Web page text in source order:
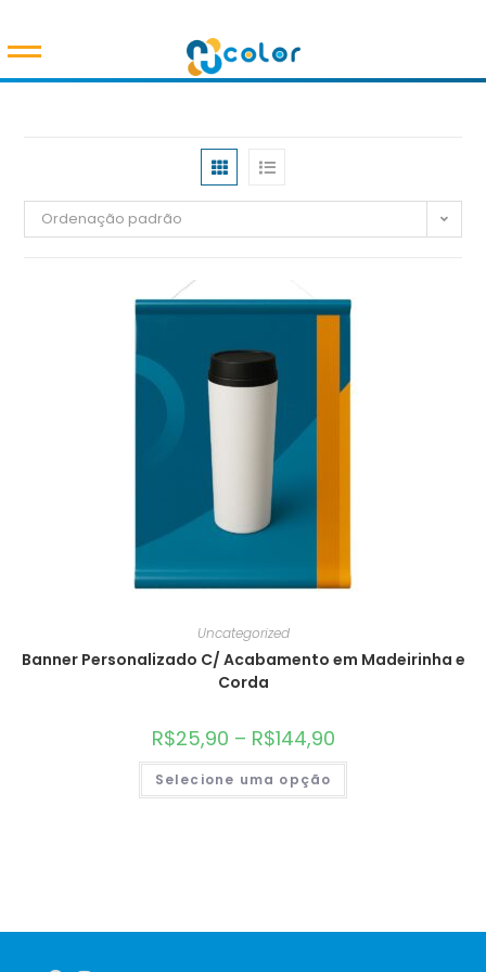
Ordenação padrão
Uncategorized
Banner Personalizado C/ Acabamento em Madeirinha e
Corda
R$25,90 – R$144,90
Selecione uma opção